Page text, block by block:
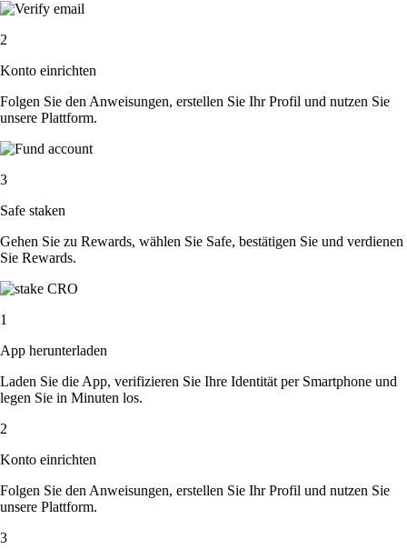
2
Konto einrichten
Folgen Sie den Anweisungen, erstellen Sie Ihr Profil und nutzen Sie
unsere Plattform.
3
Safe staken
Gehen Sie zu Rewards, wählen Sie Safe, bestätigen Sie und verdienen
Sie Rewards.
1
App herunterladen
Laden Sie die App, verifizieren Sie Ihre Identität per Smartphone und
legen Sie in Minuten los.
2
Konto einrichten
Folgen Sie den Anweisungen, erstellen Sie Ihr Profil und nutzen Sie
unsere Plattform.
3